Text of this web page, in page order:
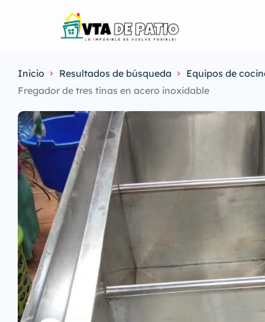
Inicio Resultados de búsqueda
Equipos de
Fregador de tres tinas en acero inoxidable